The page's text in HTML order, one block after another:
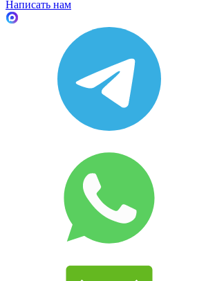
Написать нам